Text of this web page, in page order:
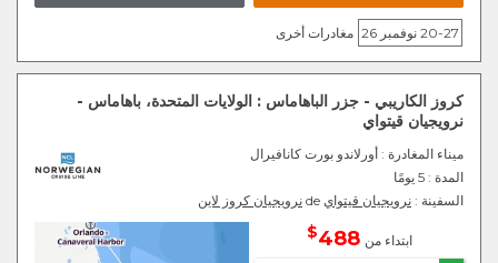
20-27 نوفمبر 26 مغادرات أخرى
كروز الكاريبي - جزر الباهاماس : الولايات المتحدة، باهاماس -
نرويجيان قيتواي
ميناء المغادرة : أورلاندو بورت كانافيرال
المدة : 5 يومًا
السفينة : نرويجيان قيتواي نرويجيان كروز لاين
ابتداء من 488
$